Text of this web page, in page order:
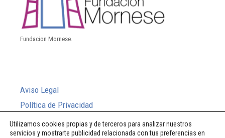
Fundacion Mornese.
Aviso Legal
Política de Privacidad
Política de Cookies
Sistema Interno de Información
Utilizamos cookies propias y de terceros para analizar nuestros
servicios y mostrarte publicidad relacionada con tus preferencias en